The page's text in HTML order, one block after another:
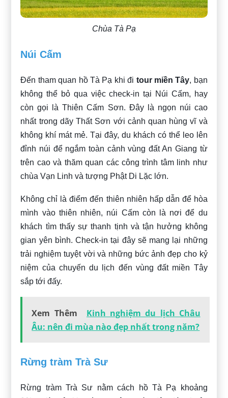
Chùa Tà Pạ
Núi Cấm
Đến tham quan hồ Tà Pạ khi đi tour miền Tây, bạn
không thể bỏ qua việc check-in tại Núi Cấm, hay
còn gọi là Thiên Cấm Sơn. Đây là ngọn núi cao
nhất trong dãy Thất Sơn với cảnh quan hùng vĩ và
không khí mát mẻ. Tại đây, du khách có thể leo lên
đỉnh núi để ngắm toàn cảnh vùng đất An Giang từ
trên cao và thăm quan các công trình tâm linh như
chùa Vạn Linh và tượng Phật Di Lặc lớn.
Không chỉ là điểm đến thiên nhiên hấp dẫn để hòa
mình vào thiên nhiên, núi Cấm còn là nơi để du
khách tìm thấy sự thanh tịnh và tận hưởng không
gian yên bình. Check-in tại đây sẽ mang lại những
trải nghiệm tuyệt vời và những bức ảnh đẹp cho kỷ
niệm của chuyến du lịch đến vùng đất miền Tây
sắp tới đấy.
Xem Thêm
Kinh nghiệm du lịch Châu
Âu: nên đi mùa nào đẹp nhất trong năm?
Rừng tràm Trà Sư
Rừng tràm Trà Sư nằm cách hồ Tà Pạ khoảng